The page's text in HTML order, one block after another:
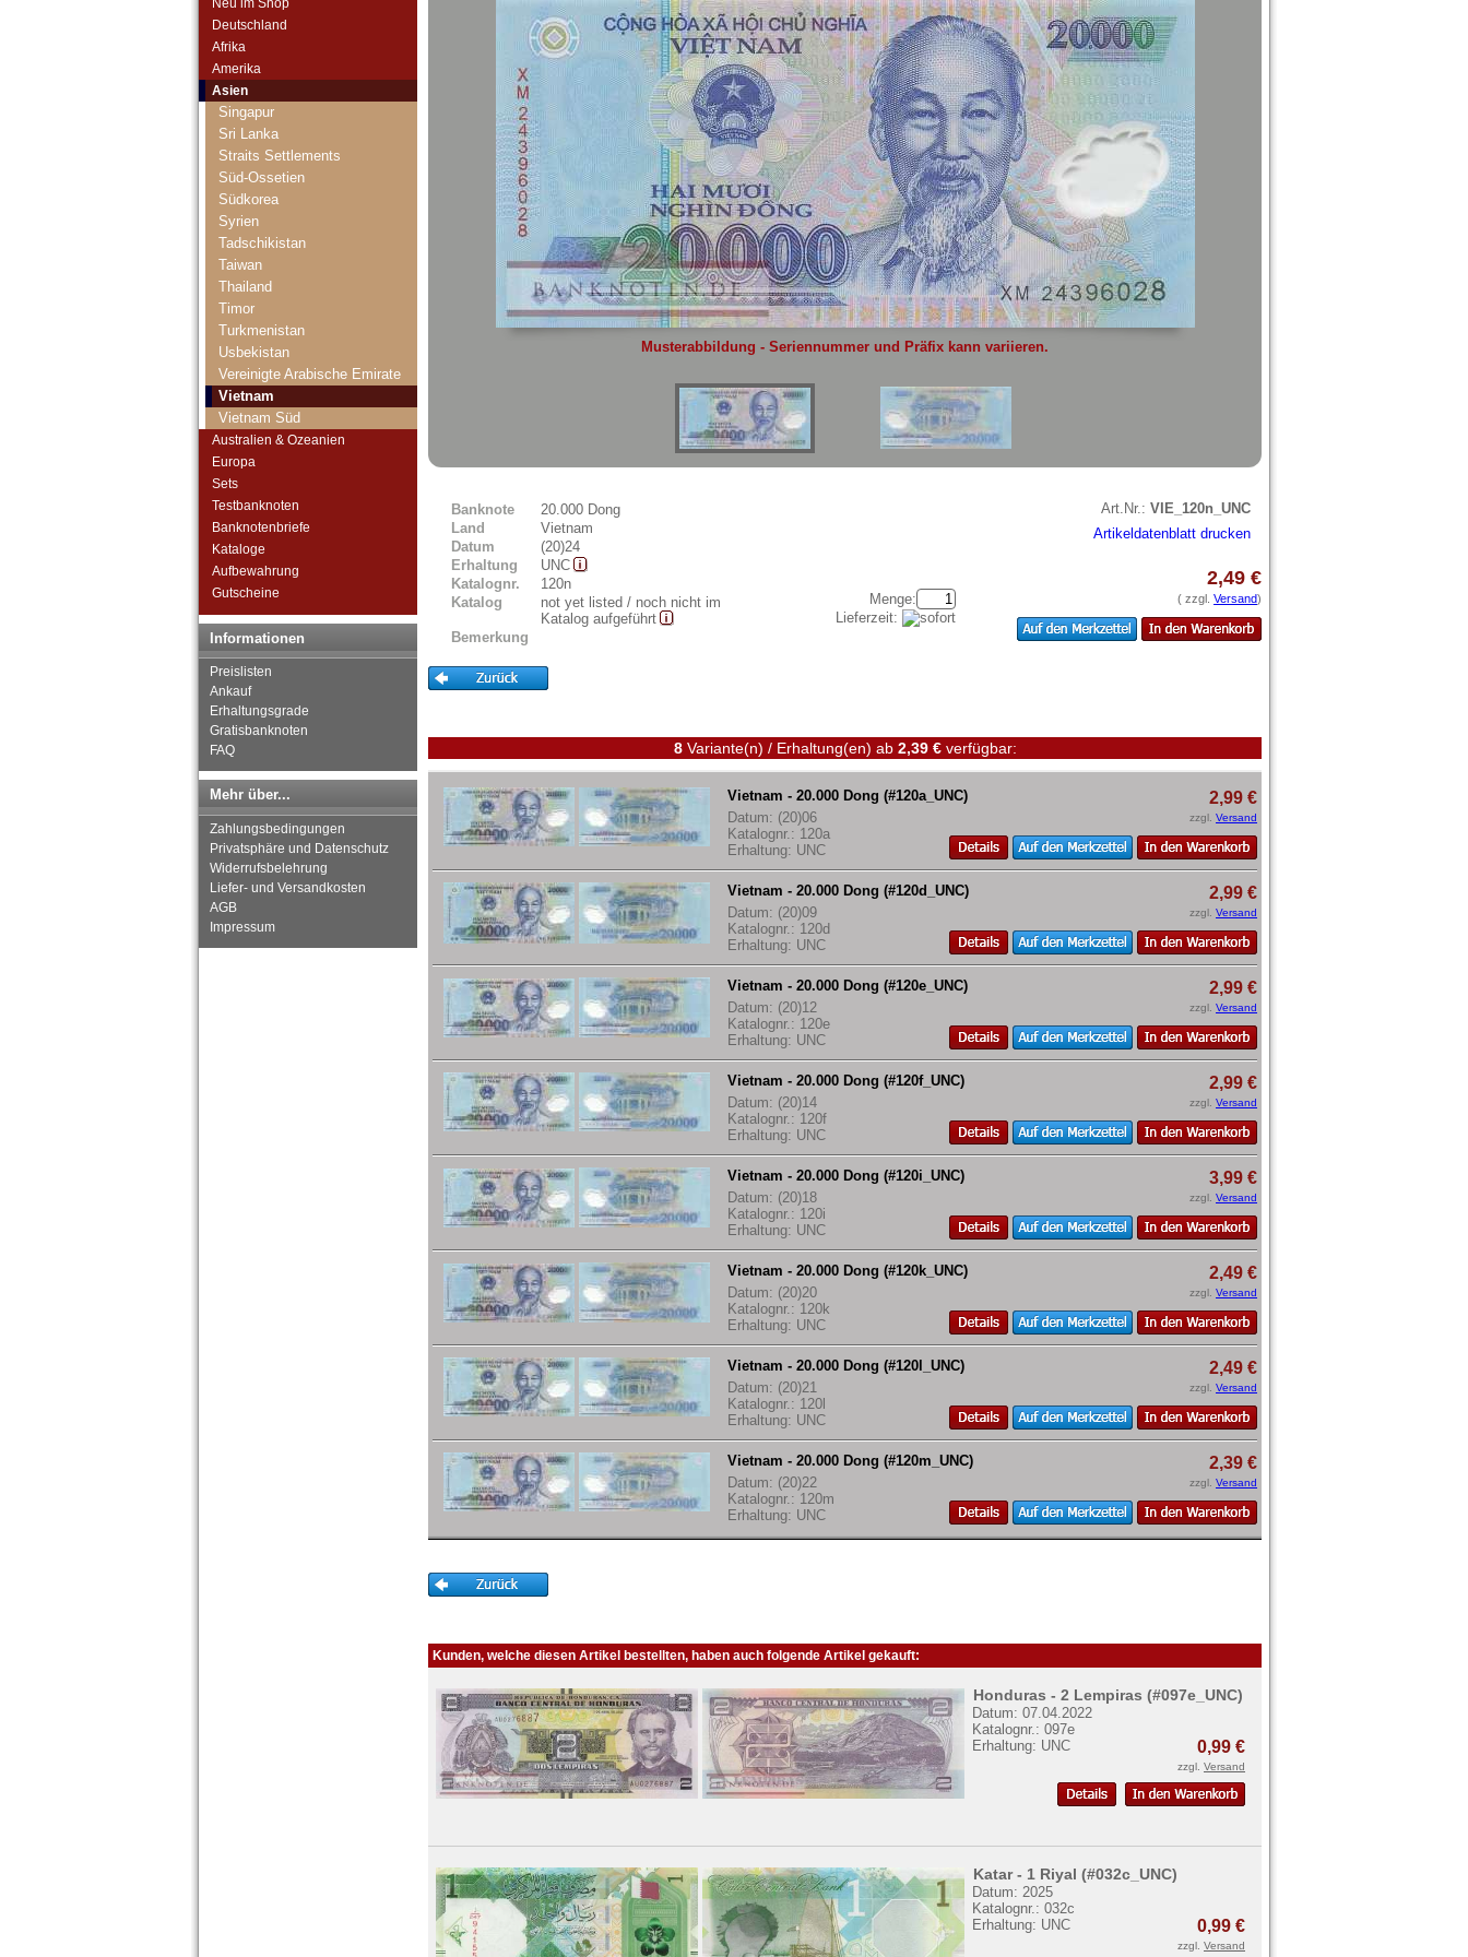
Siehier.
Deutschland
Afrika
Amerika
Asien
Pakistan
Philippinen
Portugiesisch Indien
Saudi Arabien
Singapur
Sri Lanka
Straits Settlements
Süd-Ossetien
Südkorea
Syrien
Tadschikistan
Taiwan
Thailand
Timor
Turkmenistan
Usbekistan
Vereinigte Arabische Emirate
Vietnam
Vietnam Süd
Australien & Ozeanien
Europa
Sets
Testbanknoten
Banknotenbriefe
Kataloge
Aufbewahrung
Gutscheine
Informationen
Preislisten
Ankauf
Erhaltungsgrade
Gratisbanknoten
FAQ
Mehr über...
Zahlungsbedingungen
Privatsphäre und Datenschutz
Widerrufsbelehrung
Liefer- und Versandkosten
AGB
Impressum
Musterabbildung - Seriennummer und Präfix kann variieren.
Banknote
20.000 Dong
Land
Vietnam
Datum
(20)24
Erhaltung
UNC
Katalognr.
120n
Katalog
not yet listed / noch nicht im
Katalog aufgeführt
Bemerkung
Art.Nr.: VIE_120n_UNC
Artikeldatenblatt drucken
Menge:
Lieferzeit:
2,49 €
( zzgl. Versand)
8Variante(n) / Erhaltung(en) ab 2,39 €verfügbar:
Vietnam - 20.000 Dong (#120a_UNC)
Datum: (20)06
Katalognr.: 120a
Erhaltung: UNC
2,99 €
zzgl. Versand
Vietnam - 20.000 Dong (#120d_UNC)
Datum: (20)09
Katalognr.: 120d
Erhaltung: UNC
2,99 €
zzgl. Versand
Vietnam - 20.000 Dong (#120e_UNC)
Datum: (20)12
Katalognr.: 120e
Erhaltung: UNC
2,99 €
zzgl. Versand
Vietnam - 20.000 Dong (#120f_UNC)
Datum: (20)14
Katalognr.: 120f
Erhaltung: UNC
2,99 €
zzgl. Versand
Vietnam - 20.000 Dong (#120i_UNC)
Datum: (20)18
Katalognr.: 120i
Erhaltung: UNC
3,99 €
zzgl. Versand
Vietnam - 20.000 Dong (#120k_UNC)
Datum: (20)20
Katalognr.: 120k
Erhaltung: UNC
2,49 €
zzgl. Versand
Vietnam - 20.000 Dong (#120l_UNC)
Datum: (20)21
Katalognr.: 120l
Erhaltung: UNC
2,49 €
zzgl. Versand
Vietnam - 20.000 Dong (#120m_UNC)
Datum: (20)22
Katalognr.: 120m
Erhaltung: UNC
2,39 €
zzgl. Versand
Kunden, welche diesen Artikel bestellten, haben auch folgende Artikel gekauft:
Honduras - 2 Lempiras (#097e_UNC)
Datum: 07.04.2022
Katalognr.: 097e
Erhaltung: UNC
0,99 €
zzgl. Versand
Katar - 1 Riyal (#032c_UNC)
Datum: 2025
Katalognr.: 032c
Erhaltung: UNC
0,99 €
zzgl. Versand